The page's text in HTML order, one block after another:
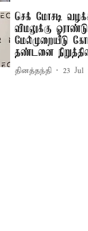
செக் மோசடி
விமலுக்கு
மேல்முறையீடு
தண்டனை
தினத்தந்தி 23 Jul